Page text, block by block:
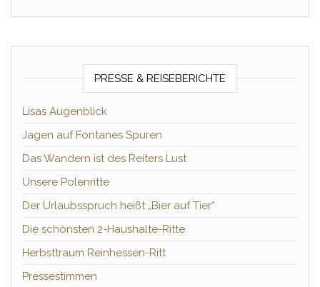
PRESSE & REISEBERICHTE
Lisas Augenblick
Jagen auf Fontanes Spuren
Das Wandern ist des Reiters Lust
Unsere Polenritte
Der Urlaubsspruch heißt „Bier auf Tier“
Die schönsten 2-Haushalte-Ritte
Herbsttraum Reinhessen-Ritt
Pressestimmen